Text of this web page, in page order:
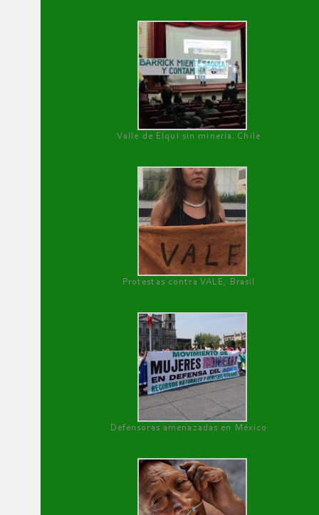
Valle de Elqui sin minería. Chile
Protestas contra VALE, Brasil
Defensoras amenazadas en México